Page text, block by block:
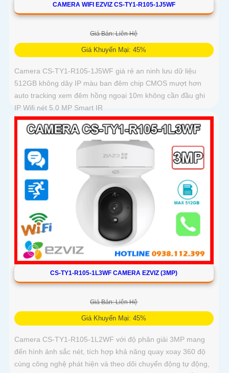
CAMERA WIFI EZVIZ CS-TY1-R105-1J5WF
Giá Bán: Liên Hệ
Giá Khuyến Mại: 45%
Camera CS-TY1-R105-1J5WF giá rẻ an ninh lưu dữ liệu
512GB không dây IP màu ban đêm chip CMOS mượt hơn
auto tracking xem đêm hồng ngoại 10m không cần đầu ghi
IP Wifi nét 5.0 MP Smart IR
CS-TY1-R105-1L3WF CAMERA EZVIZ (3MP)
Giá Bán: Liên Hệ
Giá Khuyến Mại: 45%
Camera CS-TY1-R105-1L2WF với độ phân giải 3MP mang
đến hình ảnh sắc nét, tích hợp khả năng quay xoay 360 độ
cùng công nghệ phát hiện và theo dõi chuyển động tự động,